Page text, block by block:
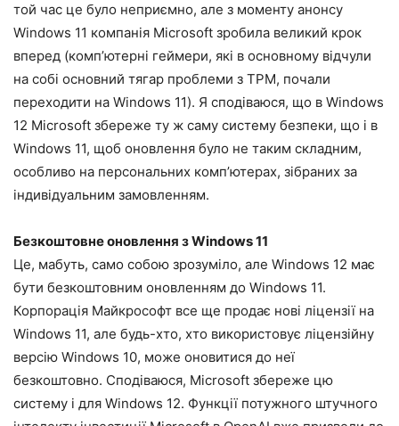
той час це було неприємно, але з моменту анонсу
Windows 11 компанія Microsoft зробила великий крок
вперед (комп’ютерні геймери, які в основному відчули
на собі основний тягар проблеми з TPM, почали
переходити на Windows 11). Я сподіваюся, що в Windows
12 Microsoft збереже ту ж саму систему безпеки, що і в
Windows 11, щоб оновлення було не таким складним,
особливо на персональних комп’ютерах, зібраних за
індивідуальним замовленням.
Безкоштовне оновлення з Windows 11
Це, мабуть, само собою зрозуміло, але Windows 12 має
бути безкоштовним оновленням до Windows 11.
Корпорація Майкрософт все ще продає нові ліцензії на
Windows 11, але будь-хто, хто використовує ліцензійну
версію Windows 10, може оновитися до неї
безкоштовно. Сподіваюся, Microsoft збереже цю
систему і для Windows 12. Функції потужного штучного